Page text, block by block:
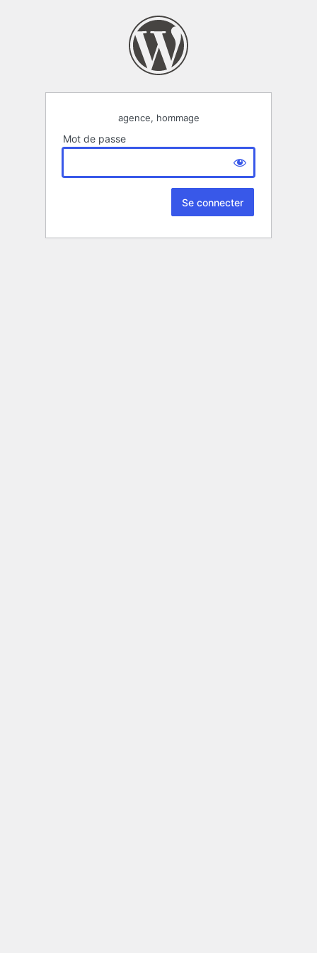
agence, hommage
Mot de passe